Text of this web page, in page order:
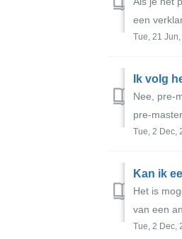
een
Tue, 21
Ik volg
Nee, pre-
pre-
Tue, 2 Dec,
Kan ik
Het is
van een
Tue, 2 Dec,